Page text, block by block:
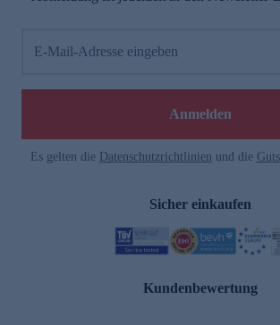
E-Mail-Adresse eingeben
Anmelden
Es gelten die Datenschutzrichtlinien und die
Sicher einkaufen
Kundenbewertung